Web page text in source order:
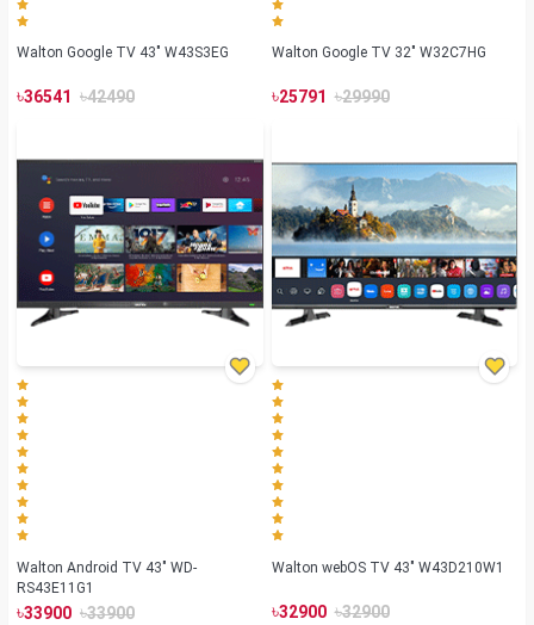
Walton Google TV 43" W43S3EG
৳36541 ৳42490
Walton Google TV 32" W32C7HG
৳25791 ৳29990
Walton Android TV 43" WD-
RS43E11G1
৳33900 ৳33900
Walton webOS TV 43" W43D210W1
৳32900 ৳32900